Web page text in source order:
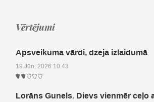
Vērtējumi
Apsveikuma vārdi, dzeja izlaidumā
19.Jūn, 2026 10:43
Lorāns Gunels. Dievs vienmēr ceļo